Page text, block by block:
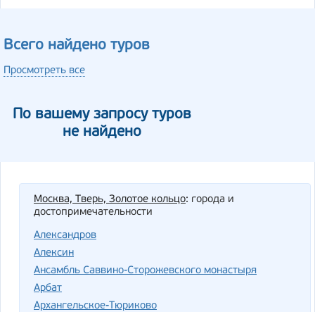
Всего найдено туров
Просмотреть все
По вашему запросу туров
не найдено
Москва, Тверь, Золотое кольцо: города и
достопримечательности
Александров
Алексин
Ансамбль Саввино-Сторожевского монастыря
Арбат
Архангельское-Тюриково